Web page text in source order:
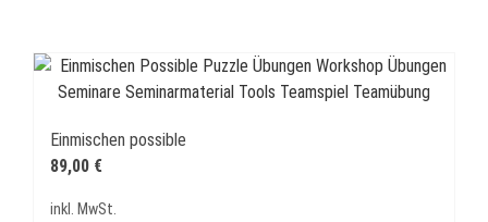
Einmischen possible
89,00 €
inkl. MwSt.